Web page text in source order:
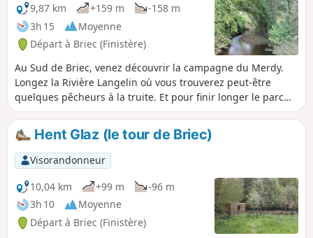
9,87 km
+159 m
-158 m
3h 15
Moyenne
Départ à Briec (Finistère)
Au Sud de Briec, venez découvrir la campagne du Merdy.
Longez la Rivière Langelin où vous trouverez peut-être
quelques pêcheurs à la truite. Et pour finir longer le parc
du Manoir de la Boissière et traverser son bois.
Hent Glaz (le tour de Briec)
Visorandonneur
10,04 km
+99 m
-96 m
3h 10
Moyenne
Départ à Briec (Finistère)